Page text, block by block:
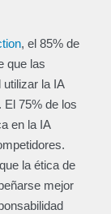
, el 85% de
que las
la IA
El 75% de los
en la IA
la ética de
mejor